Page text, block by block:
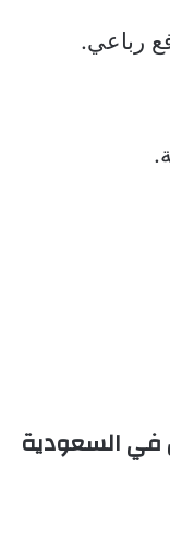
رباعي.
السعودية